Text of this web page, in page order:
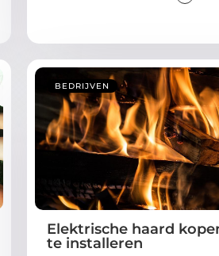
BEDRIJVEN
Elektrische haard
te installeren